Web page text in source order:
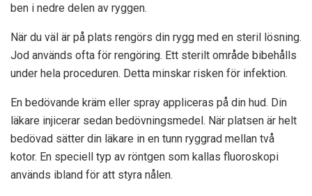
ben i nedre delen av ryggen.
När du väl är på plats rengörs din rygg med en steril lösning.
Jod används ofta för rengöring. Ett sterilt område bibehålls
under hela proceduren. Detta minskar risken för infektion.
En bedövande kräm eller spray appliceras på din hud. Din
läkare injicerar sedan bedövningsmedel. När platsen är helt
bedövad sätter din läkare in en tunn ryggrad mellan två
kotor. En speciell typ av röntgen som kallas fluoroskopi
används ibland för att styra nålen.